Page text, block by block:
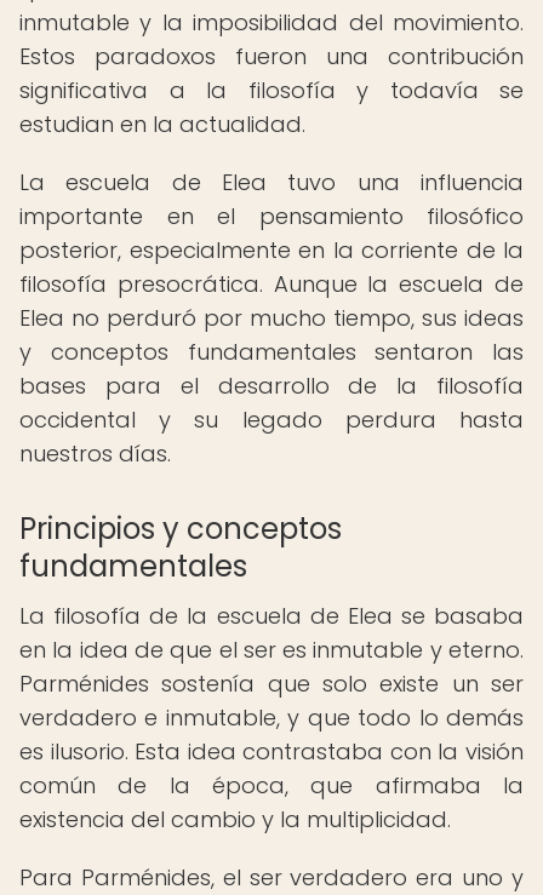
inmutable y la imposibilidad del movimiento.
Estos paradoxos fueron una contribución
significativa a la filosofía y todavía se
estudian en la actualidad.
La escuela de Elea tuvo una influencia
importante en el pensamiento filosófico
posterior, especialmente en la corriente de la
filosofía presocrática. Aunque la escuela de
Elea no perduró por mucho tiempo, sus ideas
y conceptos fundamentales sentaron las
bases para el desarrollo de la filosofía
occidental y su legado perdura hasta
nuestros días.
Principios y conceptos
fundamentales
La filosofía de la escuela de Elea se basaba
en la idea de que el ser es inmutable y eterno.
Parménides sostenía que solo existe un ser
verdadero e inmutable, y que todo lo demás
es ilusorio. Esta idea contrastaba con la visión
común de la época, que afirmaba la
existencia del cambio y la multiplicidad.
Para Parménides, el ser verdadero era uno y